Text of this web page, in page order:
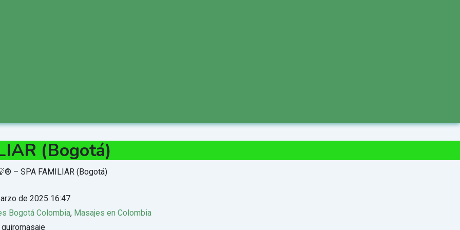
(Bogotá)
de 2025 16:47
Bogotá Colombia, Masajes en Colombia